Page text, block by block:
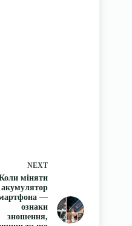
NEXT
міняти
акумулятор
—
ознаки
зношення,